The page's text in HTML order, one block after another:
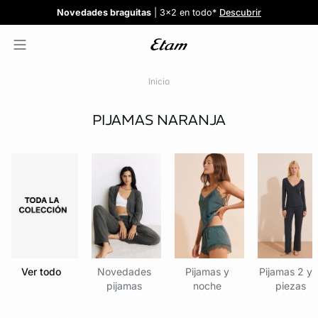
REBAJAS¡Ahora 3x2 en TODO*!Comprar
Confort invisible: Sujetadores desde 19,99€Descubrir
¡Nuevos modelos!: 5 braguitas por 35€Ver todas
Novedades braguitas | 3x2 en todo* Descubrir
Inicio
PIJAMAS NARANJA
Ver todo
Novedades
pijamas
Pijamas y
noche
Pijamas 2 y
piezas